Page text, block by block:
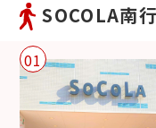
SOCOLA南
01